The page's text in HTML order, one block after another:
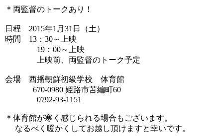
＊両監督のトークあり！
日程 2015年1月31日（土）
時間 13：30～上映
19：00～上映
上映前、両監督のトーク予定
会場 西播朝鮮初級学校 体育館
670-0980 姫路市苫編町60
0792-93-1151
＊体育館が寒く感じられる場合もございます。
なるべく暖かくしてお越し頂けますと幸いです。